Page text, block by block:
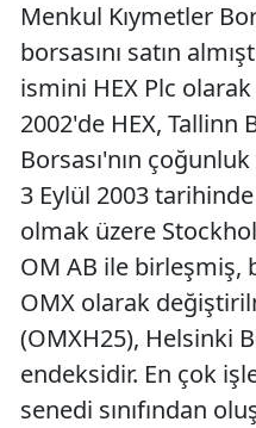
Menkul Kıymetler
borsasını satın
ismini HEX Plc
2002'de HEX, Tallinn
Borsası'nın
3 Eylül 2003
olmak üzere
OM AB ile birleşmiş,
OMX olarak
(OMXH25), Helsinki
endeksidir. En çok
senedi sınıfından